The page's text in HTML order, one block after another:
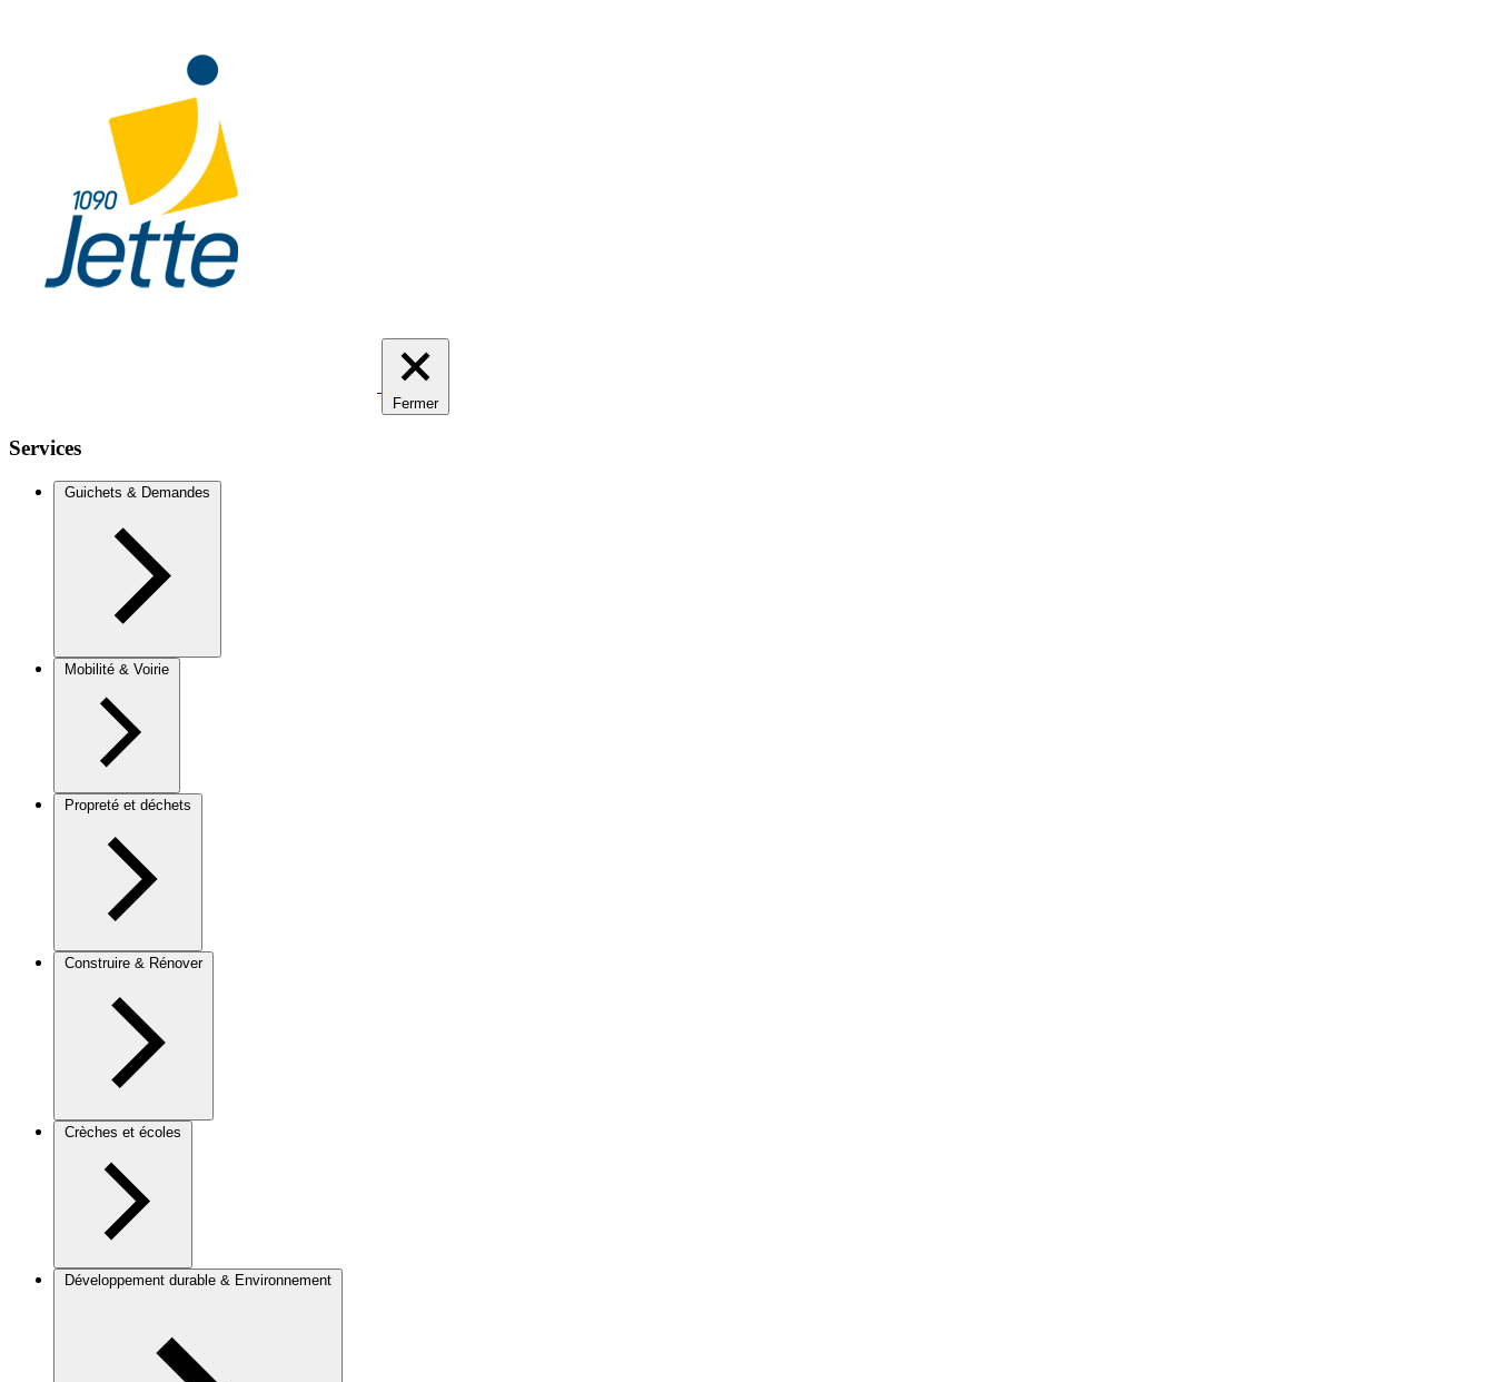
Fermer
Services
Guichets & Demandes
Mobilité & Voirie
Propreté et déchets
Construire & Rénover
Crèches et écoles
Développement durable & Environnement